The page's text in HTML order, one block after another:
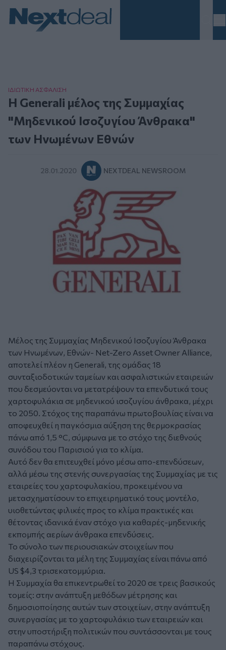
ΙΔΙΩΤΙΚΗ ΑΣΦAΛΙΣΗ
Η Generali μέλος της Συμμαχίας
"Μηδενικού Ισοζυγίου Άνθρακα"
των Ηνωμένων Εθνών
28.01.2020 NEXTDEAL NEWSROOM
Μέλος της Συμμαχίας Μηδενικού Ισοζυγίου Άνθρακα
των Ηνωμένων, Εθνών- Net-Zero Asset Owner Alliance,
αποτελεί πλέον η Generali, της ομάδας 18
συνταξιοδοτικών ταμείων και ασφαλιστικών εταιρειών
που δεσμεύονται να μετατρέψουν τα επενδυτικά τους
χαρτοφυλάκια σε μηδενικού ισοζυγίου άνθρακα, μέχρι
το 2050. Στόχος της παραπάνω πρωτοβουλίας είναι να
αποφευχθεί η παγκόσμια αύξηση της θερμοκρασίας
πάνω από 1,5 °C, σύμφωνα με το στόχο της διεθνούς
συνόδου του Παρισιού για το κλίμα.
Αυτό δεν θα επιτευχθεί μόνο μέσω απο-επενδύσεων,
αλλά μέσω της στενής συνεργασίας της Συμμαχίας με τις
εταιρείες του χαρτοφυλακίου, προκειμένου να
μετασχηματίσουν το επιχειρηματικό τους μοντέλο,
υιοθετώντας φιλικές προς το κλίμα πρακτικές και
θέτοντας ιδανικά έναν στόχο για καθαρές-μηδενικής
εκπομπής αερίων άνθρακα επενδύσεις.
Το σύνολο των περιουσιακών στοιχείων που
διαχειρίζονται τα μέλη της Συμμαχίας είναι πάνω από
US $4,3 τρισεκατομμύρια.
Η Συμμαχία θα επικεντρωθεί το 2020 σε τρεις βασικούς
τομείς: στην ανάπτυξη μεθόδων μέτρησης και
δημοσιοποίησης αυτών των στοιχείων, στην ανάπτυξη
συνεργασίας με το χαρτοφυλάκιο των εταιρειών και
στην υποστήριξη πολιτικών που συντάσσονται με τους
παραπάνω στόχους.